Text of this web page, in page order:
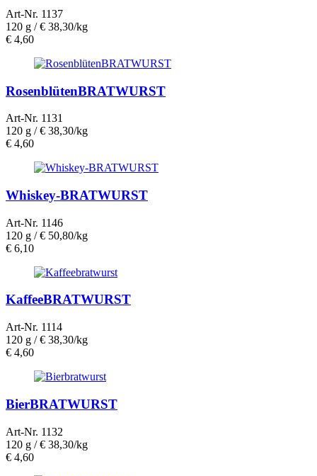
Art-Nr. 1137
120 g /€ 38,30/kg
€ 4,60
RosenblütenBRATWURST
Art-Nr. 1131
120 g /€ 38,30/kg
€ 4,60
Whiskey-BRATWURST
Art-Nr. 1146
120 g /€ 50,80/kg
€ 6,10
KaffeeBRATWURST
Art-Nr. 1114
120 g /€ 38,30/kg
€ 4,60
BierBRATWURST
Art-Nr. 1132
120 g /€ 38,30/kg
€ 4,60